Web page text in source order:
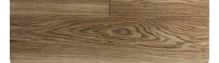
Длина:
Ширина:
Толщина: